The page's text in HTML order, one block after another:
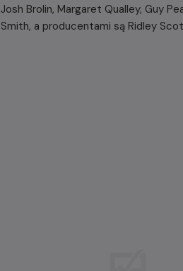
Josh Brolin, Margaret Qualley, Guy
Smith, a producentami są Ridley